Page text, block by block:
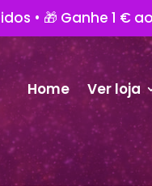
• 🎁 Ganhe 1 €
Home Ver loja